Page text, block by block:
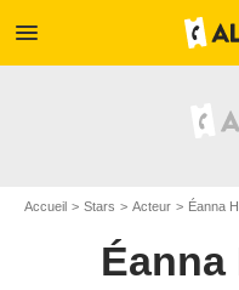
menu
Accueil Stars Acteur Éanna